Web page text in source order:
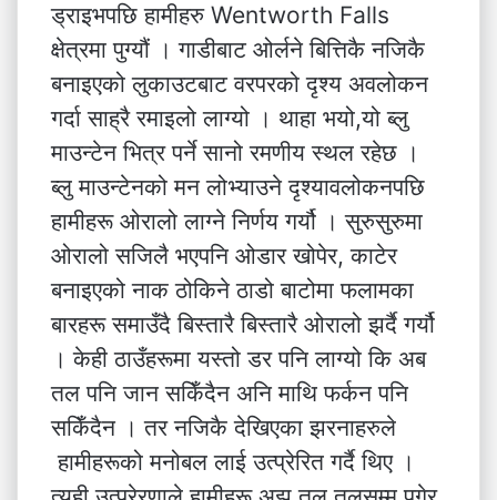
ड्राइभपछि हामीहरु Wentworth Falls
क्षेत्रमा पुग्यौं । गाडीबाट ओर्लने बित्तिकै नजिकै
बनाइएको लुकाउटबाट वरपरको दृश्य अवलोकन
गर्दा साह्रै रमाइलो लाग्यो । थाहा भयो,यो ब्लु
माउन्टेन भित्र पर्ने सानो रमणीय स्थल रहेछ ।
ब्लु माउन्टेनको मन लोभ्याउने दृश्यावलोकनपछि
हामीहरू ओरालो लाग्ने निर्णय गर्यौ । सुरुसुरुमा
ओरालो सजिलै भएपनि ओडार खोपेर, काटेर
बनाइएको नाक ठोकिने ठाडो बाटोमा फलामका
बारहरू समाउँदै बिस्तारै बिस्तारै ओरालो झर्दै गर्यौ
। केही ठाउँहरूमा यस्तो डर पनि लाग्यो कि अब
तल पनि जान सकिँदैन अनि माथि फर्कन पनि
सकिँदैन । तर नजिकै देखिएका झरनाहरुले
हामीहरूको मनोबल लाई उत्प्रेरित गर्दै थिए ।